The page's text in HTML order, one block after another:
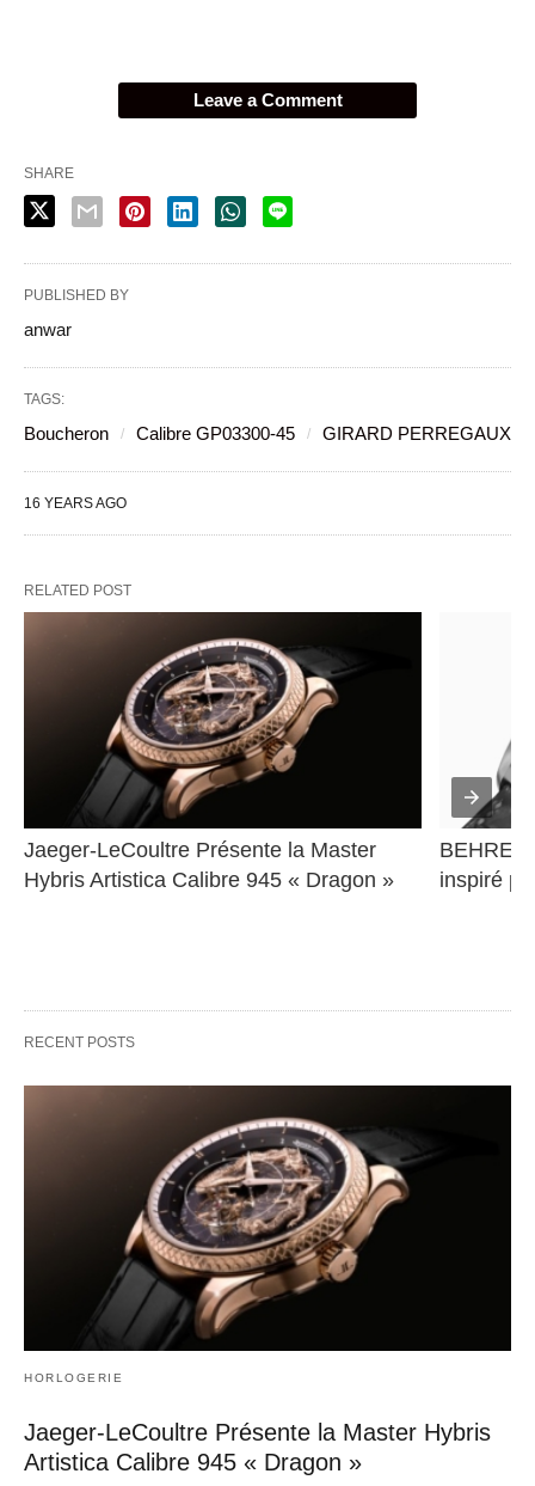
Leave a Comment
SHARE
PUBLISHED BY
anwar
TAGS:
Boucheron Calibre GP03300-45 GIRARD PERREGAUX
16 YEARS AGO
RELATED POST
Jaeger-LeCoultre Présente la Master
Hybris Artistica Calibre 945 « Dragon »
inspiré
RECENT POSTS
HORLOGERIE
Jaeger-LeCoultre Présente la Master Hybris
Artistica Calibre 945 « Dragon »